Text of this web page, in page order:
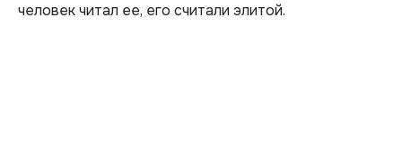
человек читал ее, его считали элитой.